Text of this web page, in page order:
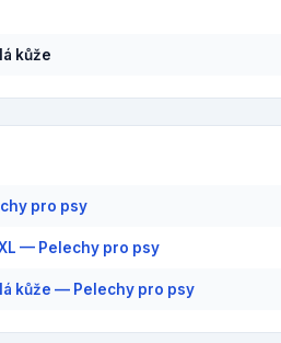
kůže
pro psy
— Pelechy pro psy
kůže — Pelechy pro psy